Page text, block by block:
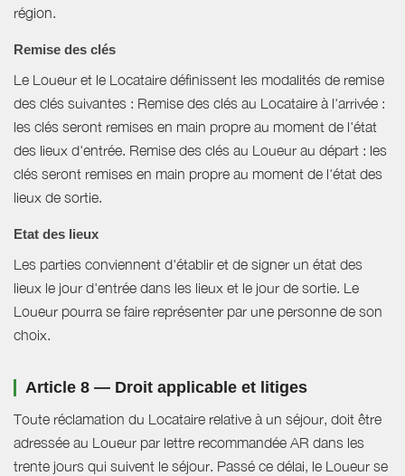
région.
Remise des clés
Le Loueur et le Locataire définissent les modalités de remise
des clés suivantes : Remise des clés au Locataire à l'arrivée :
les clés seront remises en main propre au moment de l'état
des lieux d'entrée. Remise des clés au Loueur au départ : les
clés seront remises en main propre au moment de l'état des
lieux de sortie.
Etat des lieux
Les parties conviennent d'établir et de signer un état des
lieux le jour d'entrée dans les lieux et le jour de sortie. Le
Loueur pourra se faire représenter par une personne de son
choix.
Article 8 — Droit applicable et litiges
Toute réclamation du Locataire relative à un séjour, doit être
adressée au Loueur par lettre recommandée AR dans les
trente jours qui suivent le séjour. Passé ce délai, le Loueur se